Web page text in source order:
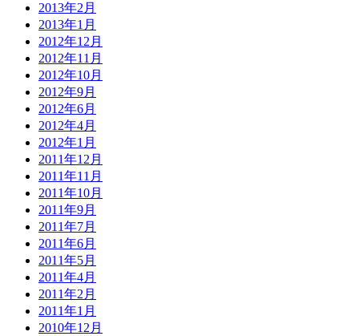
2013年2月
2013年1月
2012年12月
2012年11月
2012年10月
2012年9月
2012年6月
2012年4月
2012年1月
2011年12月
2011年11月
2011年10月
2011年9月
2011年7月
2011年6月
2011年5月
2011年4月
2011年2月
2011年1月
2010年12月